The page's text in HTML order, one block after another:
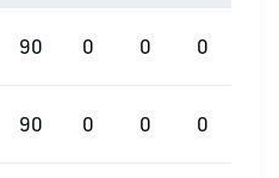
90 0 0 0
90 0 0 0